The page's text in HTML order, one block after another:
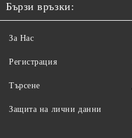
Бързи връзки:
За Нас
Регистрация
Търсене
Защита на лични данни